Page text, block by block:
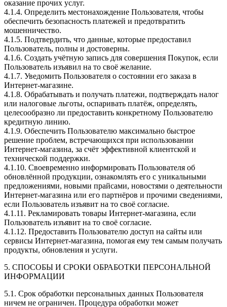
оказание прочих услуг.
4.1.4. Определить местонахождение Пользователя, чтобы
обеспечить безопасность платежей и предотвратить
мошенничество.
4.1.5. Подтвердить, что данные, которые предоставил
Пользователь, полны и достоверны.
4.1.6. Создать учётную запись для совершения Покупок, если
Пользователь изъявил на то своё желание.
4.1.7. Уведомить Пользователя о состоянии его заказа в
Интернет-магазине.
4.1.8. Обрабатывать и получать платежи, подтверждать налог
или налоговые льготы, оспаривать платёж, определять,
целесообразно ли предоставить конкретному Пользователю
кредитную линию.
4.1.9. Обеспечить Пользователю максимально быстрое
решение проблем, встречающихся при использовании
Интернет-магазина, за счёт эффективной клиентской и
технической поддержки.
4.1.10. Своевременно информировать Пользователя об
обновлённой продукции, ознакомлять его с уникальными
предложениями, новыми прайсами, новостями о деятельности
Интернет-магазина или его партнёров и прочими сведениями,
если Пользователь изъявит на то своё согласие.
4.1.11. Рекламировать товары Интернет-магазина, если
Пользователь изъявит на то своё согласие.
4.1.12. Предоставить Пользователю доступ на сайты или
сервисы Интернет-магазина, помогая ему тем самым получать
продукты, обновления и услуги.
5. СПОСОБЫ И СРОКИ ОБРАБОТКИ ПЕРСОНАЛЬНОЙ
ИНФОРМАЦИИ
5.1. Срок обработки персональных данных Пользователя
ничем не ограничен. Процедура обработки может